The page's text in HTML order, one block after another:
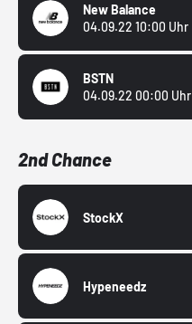
New Balance
04.09.22 10:00 Uhr
BSTN
04.09.22 00:00 Uhr
2nd Chance
StockX
Hypeneedz